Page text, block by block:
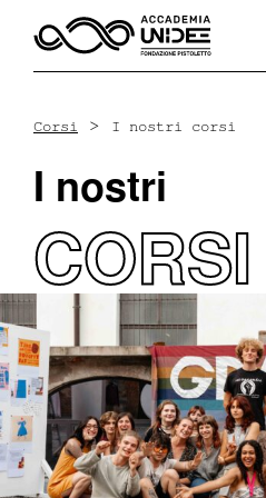
In Yt
L’accademia
Corsi
Docenti
Corsi > I nostri corsi
I nostri
CORSI